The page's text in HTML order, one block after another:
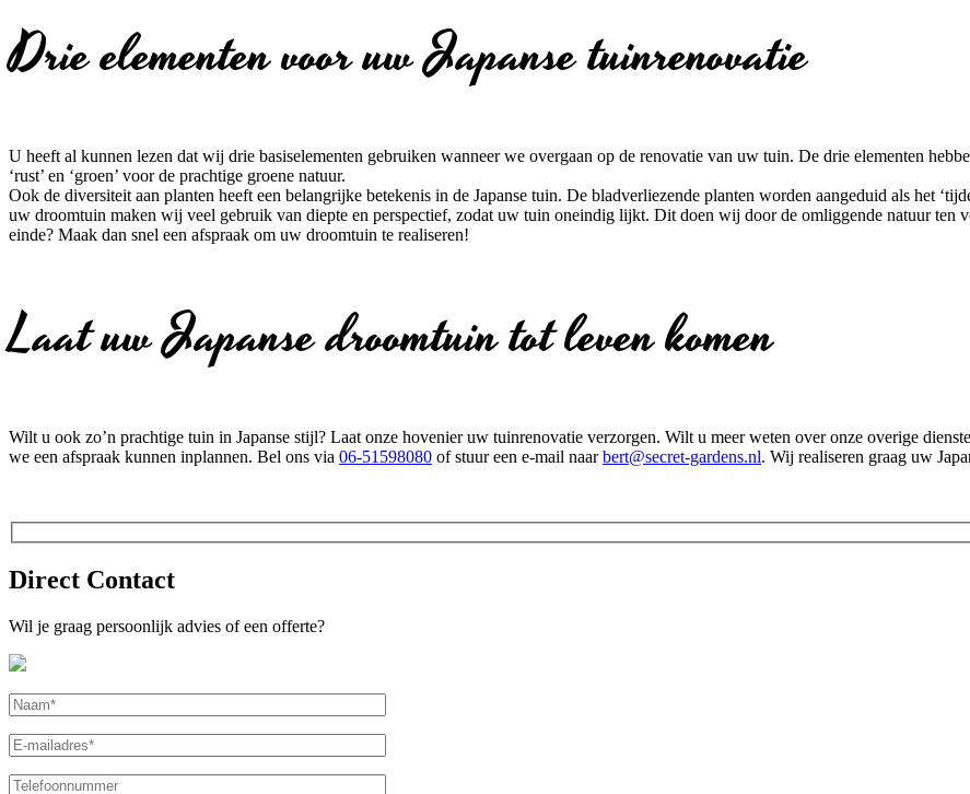
Drie elementen voor uw Japanse tuinrenovatie
U heeft al kunnen lezen dat wij drie basiselementen gebruiken wanneer we overgaan op de renovatie van uw tuin. De drie elementen
‘rust’ en ‘groen’ voor de prachtige groene natuur.
Ook de diversiteit aan planten heeft een belangrijke betekenis in de Japanse tuin. De bladverliezende planten worden aangeduid als het
uw droomtuin maken wij veel gebruik van diepte en perspectief, zodat uw tuin oneindig lijkt. Dit doen wij door de omliggende natuur ten
einde? Maak dan snel een afspraak om uw droomtuin te realiseren!
Laat uw Japanse droomtuin tot leven komen
Wilt u ook zo’n prachtige tuin in Japanse stijl? Laat onze hovenier uw tuinrenovatie verzorgen. Wilt u meer weten over onze overige
we een afspraak kunnen inplannen. Bel ons via 06-51598080 of stuur een e-mail naarbert@secret-gardens.nl. Wij realiseren graag uw
Direct Contact
Wil je graag persoonlijk advies of een offerte?